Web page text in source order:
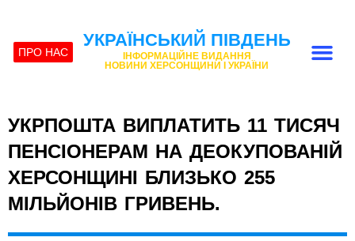
ПРО НАС
УКРАЇНСЬКИЙ ПІВДЕНЬ
ІНФОРМАЦІЙНЕ ВИДАННЯ
НОВИНИ ХЕРСОНЩИНИ І УКРАЇНИ
УКРПОШТА ВИПЛАТИТЬ 11 ТИСЯЧ
ПЕНСІОНЕРАМ НА ДЕОКУПОВАНІЙ
ХЕРСОНЩИНІ БЛИЗЬКО 255
МІЛЬЙОНІВ ГРИВЕНЬ.